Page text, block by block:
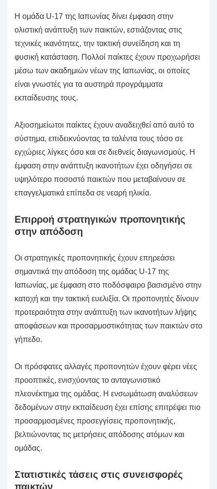
Η ομάδα U-17 της Ιαπωνίας δίνει έμφαση στην
ολιστική ανάπτυξη των παικτών, εστιάζοντας στις
τεχνικές ικανότητες, την τακτική συνείδηση και τη
φυσική κατάσταση. Πολλοί παίκτες έχουν προχωρήσει
μέσω των ακαδημιών νέων της Ιαπωνίας, οι οποίες
είναι γνωστές για τα αυστηρά προγράμματα
εκπαίδευσης τους.
Αξιοσημείωτοι παίκτες έχουν αναδειχθεί από αυτό το
σύστημα, επιδεικνύοντας τα ταλέντα τους τόσο σε
εγχώριες λίγκες όσο και σε διεθνείς διαγωνισμούς. Η
έμφαση στην ανάπτυξη ικανοτήτων έχει οδηγήσει σε
υψηλότερο ποσοστό παικτών που μεταβαίνουν σε
επαγγελματικά επίπεδα σε νεαρή ηλικία.
Επιρροή στρατηγικών προπονητικής
στην απόδοση
Οι στρατηγικές προπονητικής έχουν επηρεάσει
σημαντικά την απόδοση της ομάδας U-17 της
Ιαπωνίας, με έμφαση στο ποδόσφαιρο βασισμένο στην
κατοχή και την τακτική ευελιξία. Οι προπονητές δίνουν
προτεραιότητα στην ανάπτυξη των ικανοτήτων λήψης
αποφάσεων και προσαρμοστικότητας των παικτών στο
γήπεδο.
Οι πρόσφατες αλλαγές προπονητών έχουν φέρει νέες
προοπτικές, ενισχύοντας το ανταγωνιστικό
πλεονέκτημα της ομάδας. Η ενσωμάτωση αναλύσεων
δεδομένων στην εκπαίδευση έχει επίσης επιτρέψει πιο
προσαρμοσμένες προσεγγίσεις προπονητικής,
βελτιώνοντας τις μετρήσεις απόδοσης ατόμων και
ομάδας.
Στατιστικές τάσεις στις συνεισφορές
παικτών